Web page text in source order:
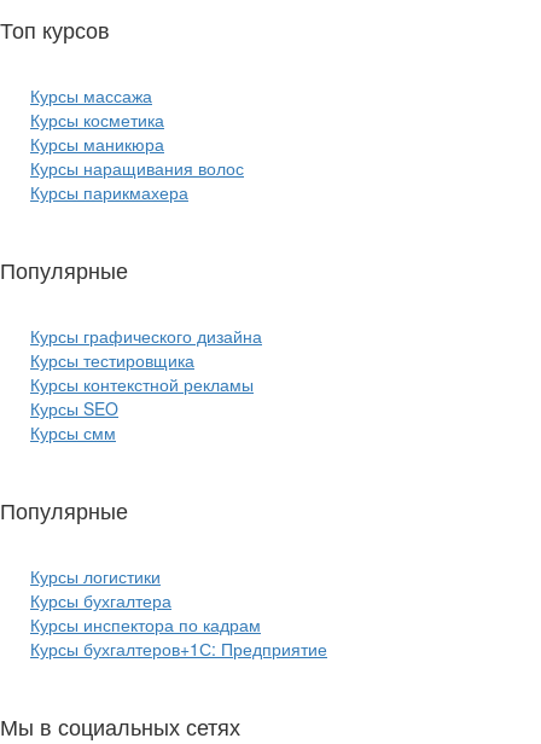
Топ курсов
Курсы массажа
Курсы косметика
Курсы маникюра
Курсы наращивания волос
Курсы парикмахера
Популярные
Курсы графического дизайна
Курсы тестировщика
Курсы контекстной рекламы
Курсы SEO
Курсы смм
Популярные
Курсы логистики
Курсы бухгалтера
Курсы инспектора по кадрам
Курсы бухгалтеров+1С: Предприятие
Мы в социальных сетях